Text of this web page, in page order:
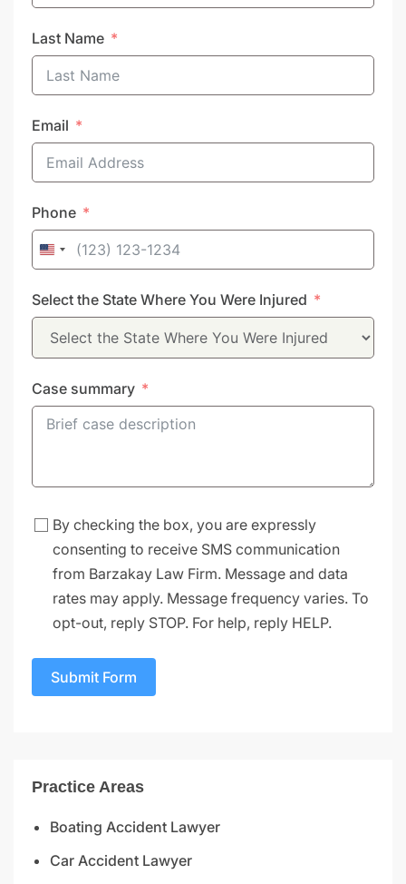
Last Name
Email
Phone
United
+1
Select the State Where You Were Injured
Case summary
By checking the box, you are expressly
consenting to receive SMS communication
from Barzakay Law Firm. Message and data
rates may apply. Message frequency varies. To
opt-out, reply STOP. For help, reply HELP.
Submit Form
Practice Areas
Boating Accident Lawyer
Car Accident Lawyer